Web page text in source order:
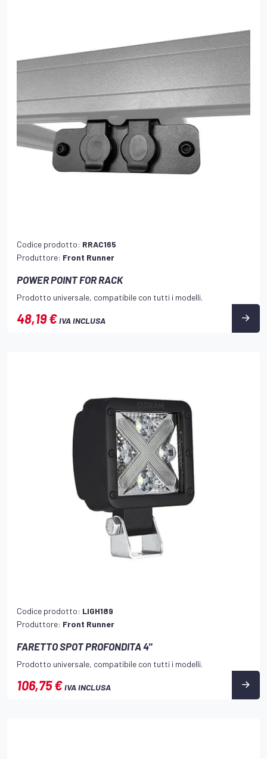
Codice prodotto: RRAC165
Produttore: Front Runner
POWER POINT FOR RACK
Prodotto universale, compatibile con tutti i modelli.
48,19 €IVA INCLUSA
Codice prodotto: LIGH189
Produttore: Front Runner
FARETTO SPOT PROFONDITA 4"
Prodotto universale, compatibile con tutti i modelli.
106,75 €IVA INCLUSA